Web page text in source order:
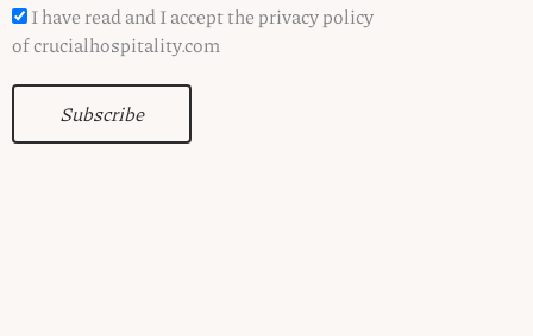
I have read and I accept the privacy policy
of crucialhospitality.com
Subscribe